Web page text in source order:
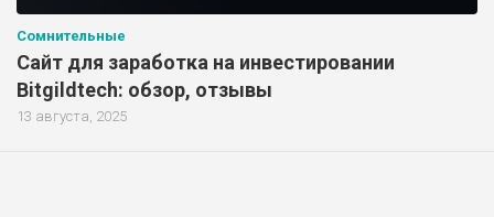
Сомнительные
Сайт для заработка на инвестировании
Bitgildtech: обзор, отзывы
13 августа, 2025